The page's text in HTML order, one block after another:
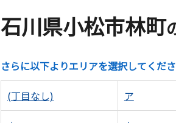
石川県小松市林町
さらに以下よりエリアを選択してくださ
(丁目なし) ア